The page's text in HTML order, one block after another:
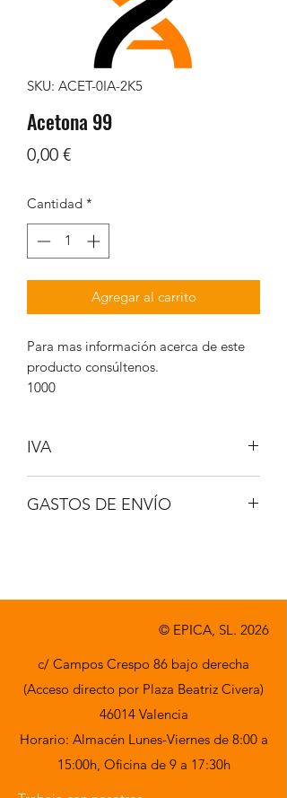
SKU: ACET-0IA-2K5
Acetona 99
0,00 €Precio
Cantidad *
Agregar al carrito
Para mas información acerca de este
producto consúltenos.
1000
IVA
GASTOS DE ENVÍO
© EPICA, SL. 2026
c/ Campos Crespo 86 bajo derecha
(Acceso directo por Plaza Beatriz Civera)
46014 Valencia
Horario: Almacén Lunes-Viernes de 8:00 a
15:00h, Oficina de 9 a 17:30h